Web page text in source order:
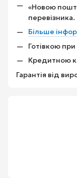
«Новою
перевізника.
Більше
Готівкою
Кредитною
Гарантія від